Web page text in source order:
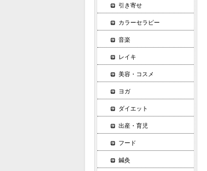
引き寄せ
カラーセラピー
音楽
レイキ
美容・コスメ
ヨガ
ダイエット
出産・育児
フード
鍼灸